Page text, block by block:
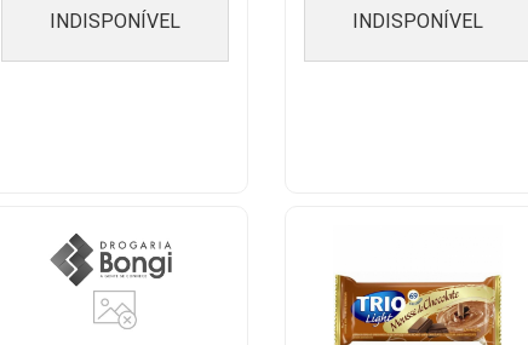
INDISPONÍVEL INDISPONÍVEL